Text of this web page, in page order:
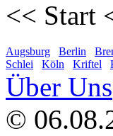
<< Start
Augsburg Berlin
Schlei
Köln Kriftel
Über Uns
©